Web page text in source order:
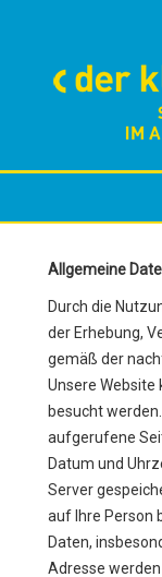
WIR
MEHR
MEDIEN
Allgemeine
Durch die
der Erhebung,
gemäß der
Unsere Website
besucht
aufgerufene
Datum und
Server
auf Ihre Person
Daten,
Adresse